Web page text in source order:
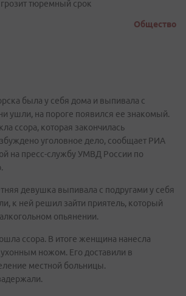
тюремный срок
Общество
была у себя дома и выпивала с
ушли, на пороге появился ее знакомый.
ссора, которая закончилась
уголовное дело, сообщает РИА
на пресс-службу УМВД России по
девушка выпивала с подругами у себя
к ней решил зайти приятель, который
опьянении.
ссора. В итоге женщина нанесла
ножом. Его доставили в
местной больницы.